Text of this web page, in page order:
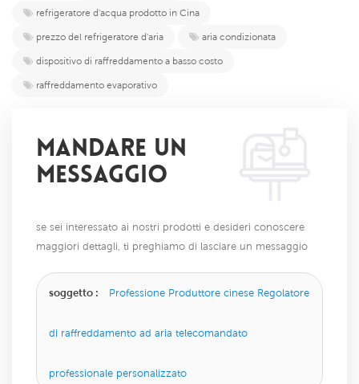
refrigeratore d'acqua prodotto in Cina
prezzo del refrigeratore d'aria
aria condizionata
dispositivo di raffreddamento a basso costo
raffreddamento evaporativo
MANDARE UN
MESSAGGIO
se sei interessato ai nostri prodotti e desideri conoscere
maggiori dettagli, ti preghiamo di lasciare un messaggio
soggetto : Professione Produttore cinese Regolatore
di raffreddamento ad aria telecomandato
professionale personalizzato